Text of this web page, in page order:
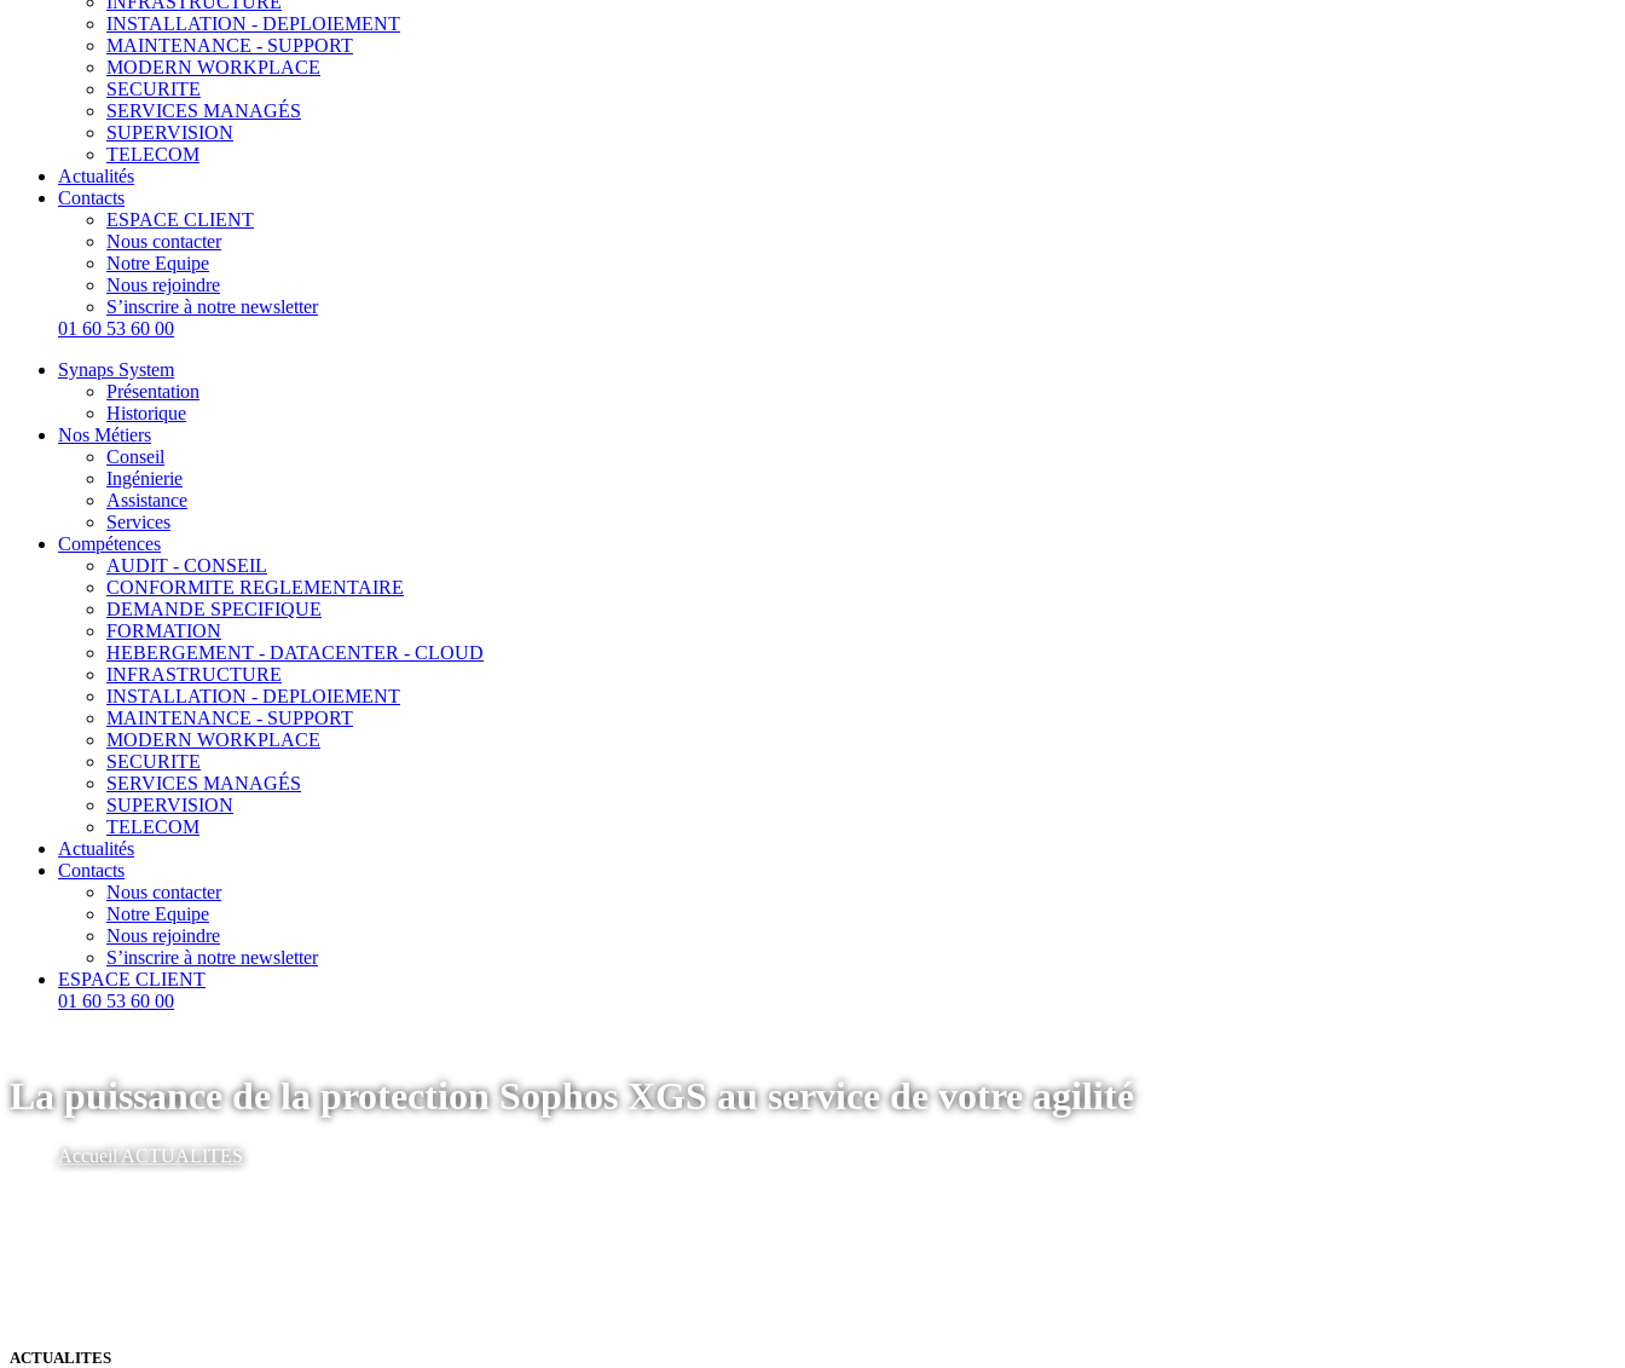
INSTALLATION - DEPLOIEMENT
MAINTENANCE - SUPPORT
MODERN WORKPLACE
SECURITE
SERVICES MANAGÉS
SUPERVISION
TELECOM
Actualités
Contacts
ESPACE CLIENT
Nous contacter
Notre Equipe
Nous rejoindre
S’inscrire à notre newsletter
01 60 53 60 00
Synaps System
Présentation
Historique
Nos Métiers
Conseil
Ingénierie
Assistance
Services
Compétences
AUDIT - CONSEIL
CONFORMITE REGLEMENTAIRE
DEMANDE SPECIFIQUE
FORMATION
HEBERGEMENT - DATACENTER - CLOUD
INFRASTRUCTURE
INSTALLATION - DEPLOIEMENT
MAINTENANCE - SUPPORT
MODERN WORKPLACE
SECURITE
SERVICES MANAGÉS
SUPERVISION
TELECOM
Actualités
Contacts
Nous contacter
Notre Equipe
Nous rejoindre
S’inscrire à notre newsletter
ESPACE CLIENT
01 60 53 60 00
La puissance de la protection Sophos XGS au service de votre agilité
AccueilACTUALITES
ACTUALITES